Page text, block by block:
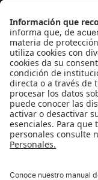
CONTÁCTANOS
BOGOTÁ, COLOMBIA
NEWSLETTER